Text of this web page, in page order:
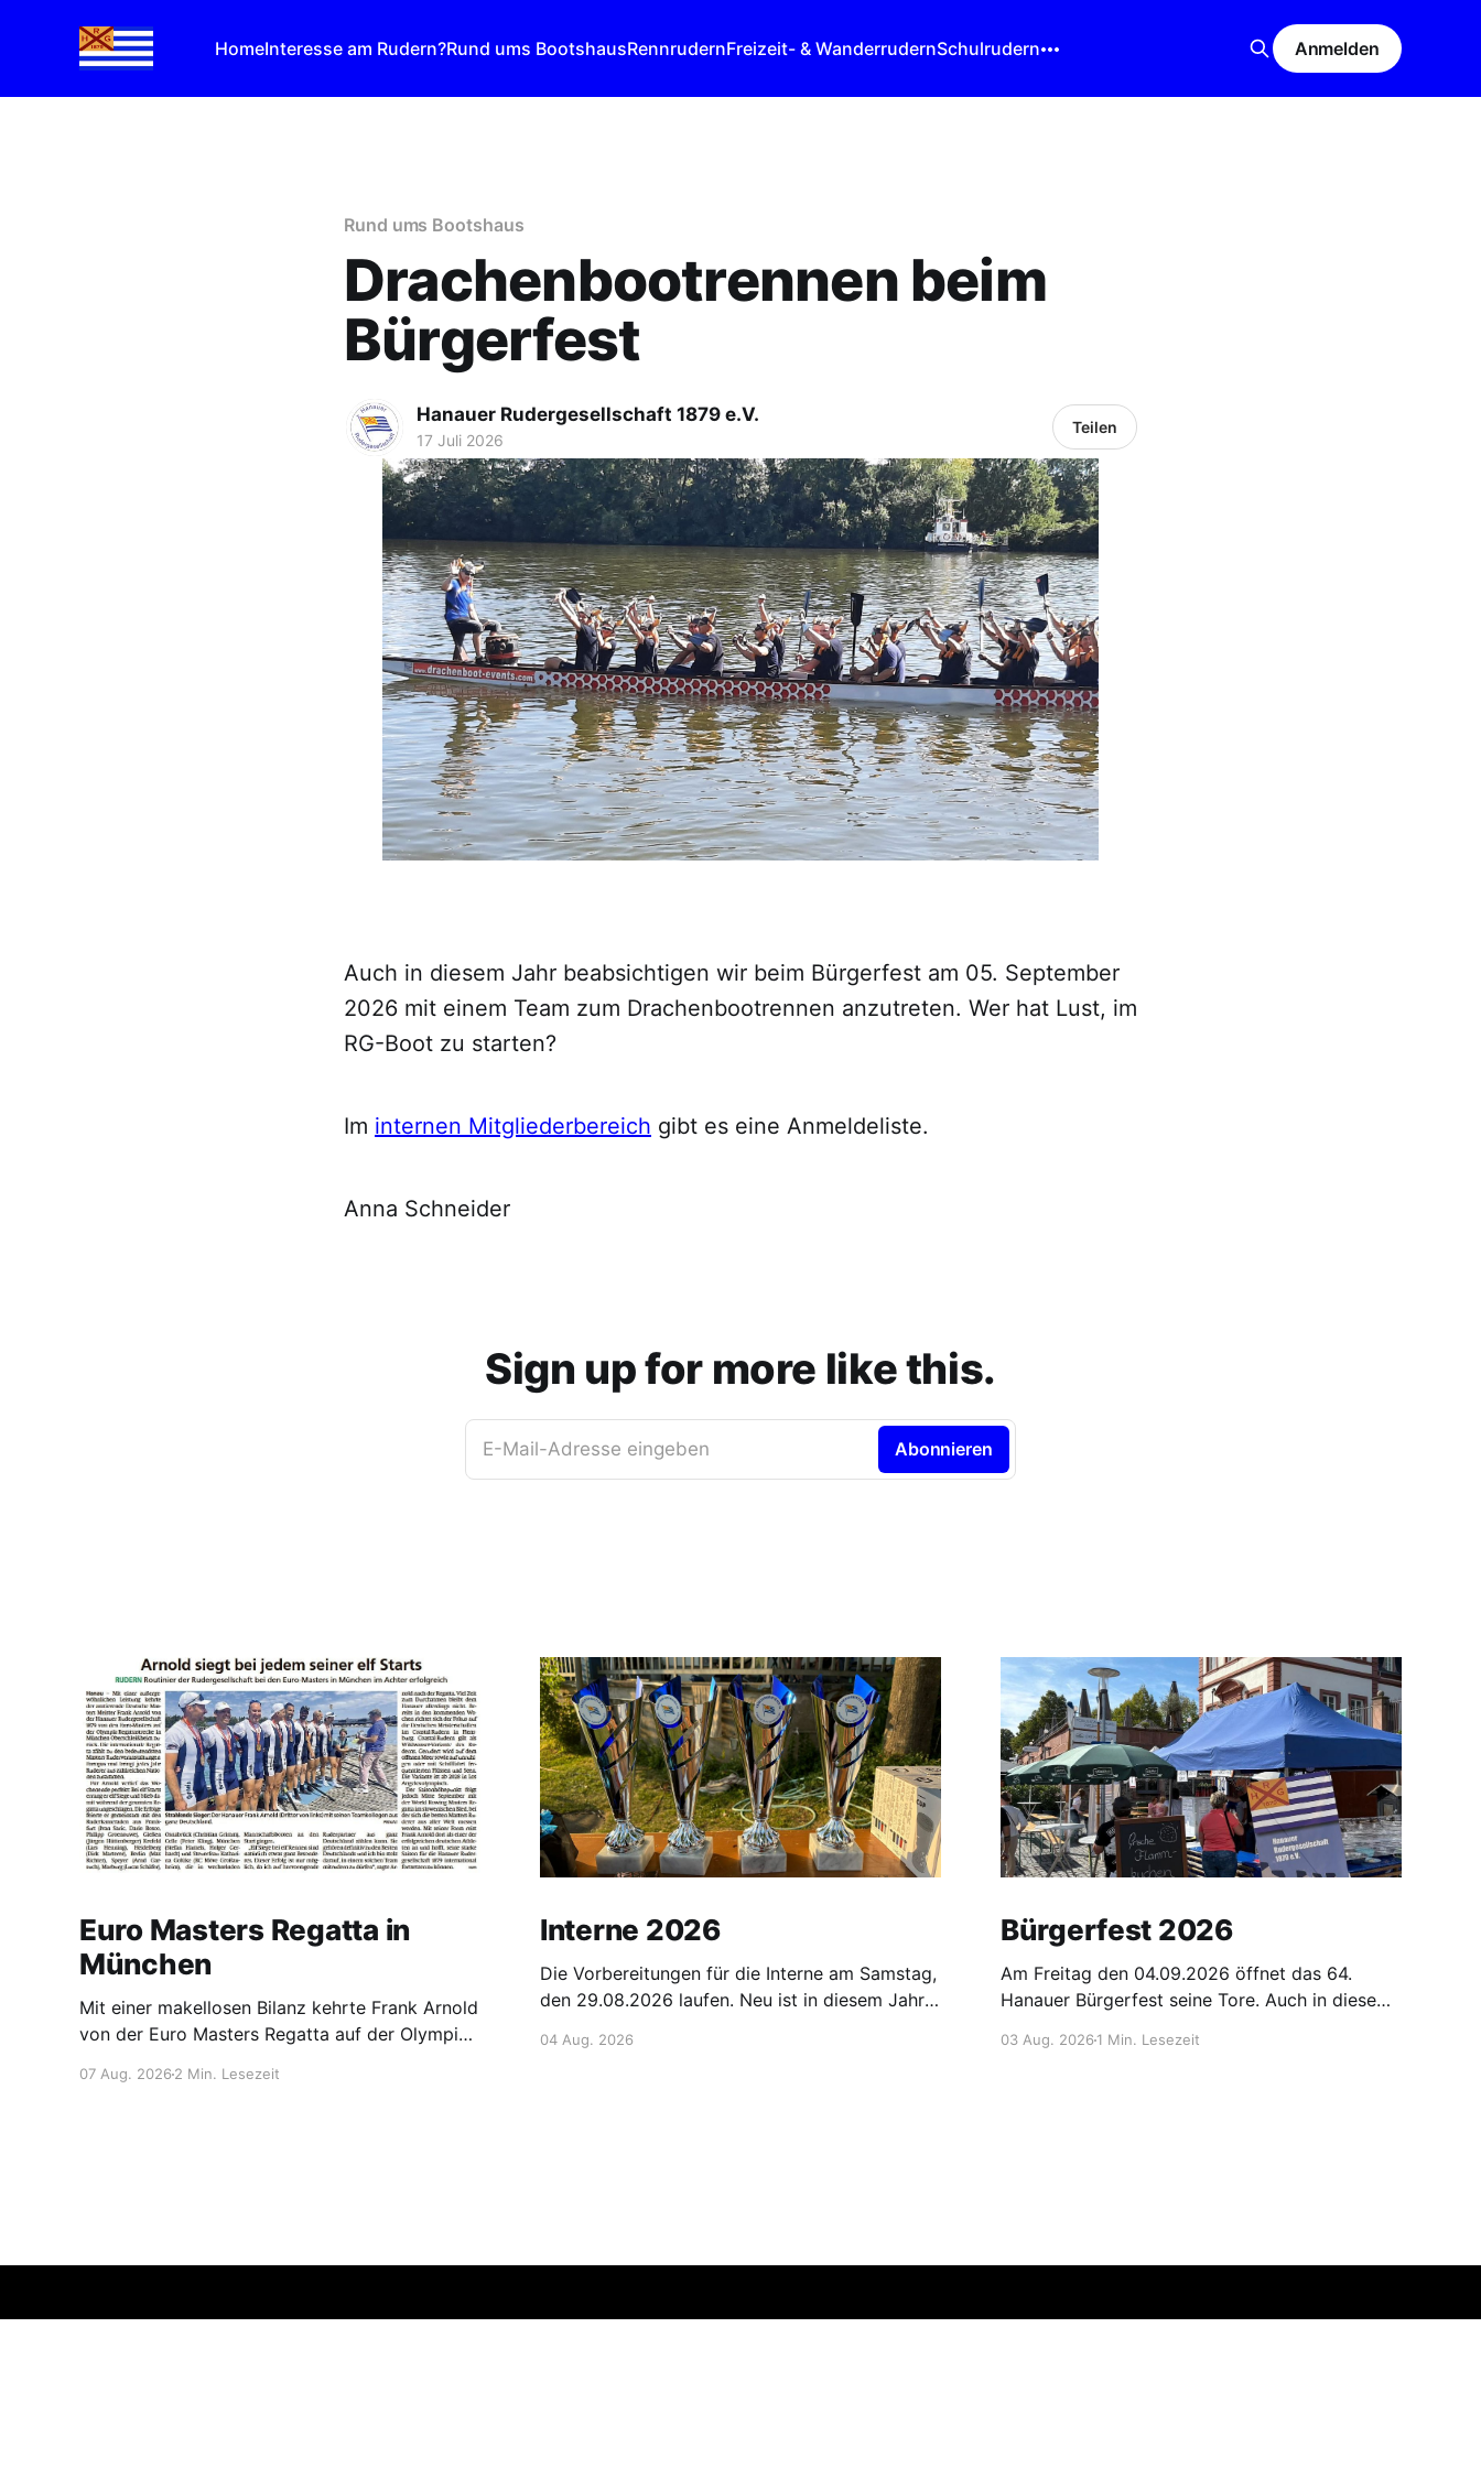
HomeInteresse am Rudern?Rund ums BootshausRennrudernFreizeit- & WanderrudernSchulrudern Anmelden
Rund ums Bootshaus
Drachenbootrennen beim
Bürgerfest
Hanauer Rudergesellschaft 1879 e.V.
17 Juli 2026
Teilen
Auch in diesem Jahr beabsichtigen wir beim Bürgerfest am 05. September
2026 mit einem Team zum Drachenbootrennen anzutreten. Wer hat Lust, im
RG-Boot zu starten?
Im internen Mitgliederbereich gibt es eine Anmeldeliste.
Anna Schneider
Sign up for more like this.
E-Mail-Adresse eingeben Abonnieren
Euro Masters Regatta in
München
Mit einer makellosen Bilanz kehrte Frank Arnold
von der Euro Masters Regatta auf der Olympia-
errang er 11 Siege und blieb während der
07 Aug. 2026 2 Min. Lesezeit
Interne 2026
Die Vorbereitungen für die Interne am Samstag,
den 29.08.2026 laufen. Neu ist in diesem Jahr
Kreativität der Starterinnen und Starter
04 Aug. 2026
Bürgerfest 2026
Am Freitag den 04.09.2026 öffnet das 64.
Hanauer Bürgerfest seine Tore. Auch in diesem
Flammkuchenstand aktiv dabei. Die Listen mit
03 Aug. 20261 Min. Lesezeit